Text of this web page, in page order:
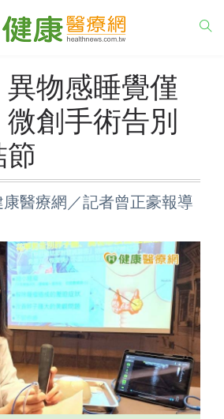
異物感睡覺僅
創手術告別
節
醫療網／記者曾正豪報導